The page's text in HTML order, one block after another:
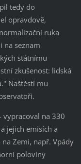
tedy do
opravdově,
ruka
na seznam
státnímu
zkušenost: lidská
Naštěstí mu
vypracoval na 330
jejich emisích a
Zemi, např. Vpády
poloviny